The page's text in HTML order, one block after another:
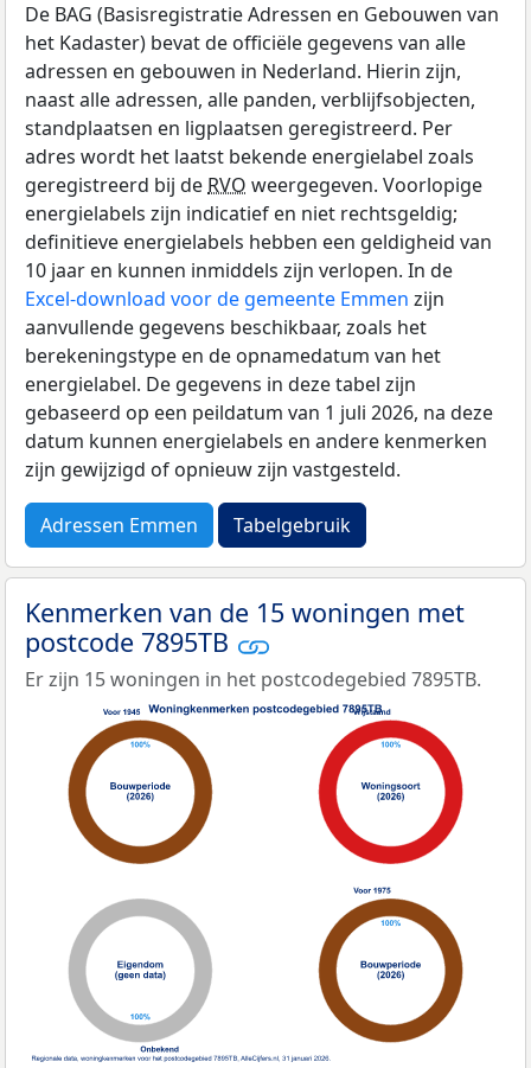
De BAG (Basisregistratie Adressen en Gebouwen van
het Kadaster) bevat de officiële gegevens van alle
adressen en gebouwen in Nederland. Hierin zijn,
naast alle adressen, alle panden, verblijfsobjecten,
standplaatsen en ligplaatsen geregistreerd. Per
adres wordt het laatst bekende energielabel zoals
geregistreerd bij de RVO weergegeven. Voorlopige
energielabels zijn indicatief en niet rechtsgeldig;
definitieve energielabels hebben een geldigheid van
10 jaar en kunnen inmiddels zijn verlopen. In de
Excel-download voor de gemeente Emmen zijn
aanvullende gegevens beschikbaar, zoals het
berekeningstype en de opnamedatum van het
energielabel. De gegevens in deze tabel zijn
gebaseerd op een peildatum van 1 juli 2026, na deze
datum kunnen energielabels en andere kenmerken
zijn gewijzigd of opnieuw zijn vastgesteld.
Adressen Emmen Tabelgebruik
Kenmerken van de 15 woningen met
postcode 7895TB
Er zijn 15 woningen in het postcodegebied 7895TB.